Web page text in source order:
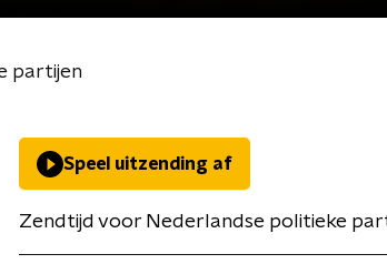
partijen
Speel uitzending af
Zendtijd voor Nederlandse politieke